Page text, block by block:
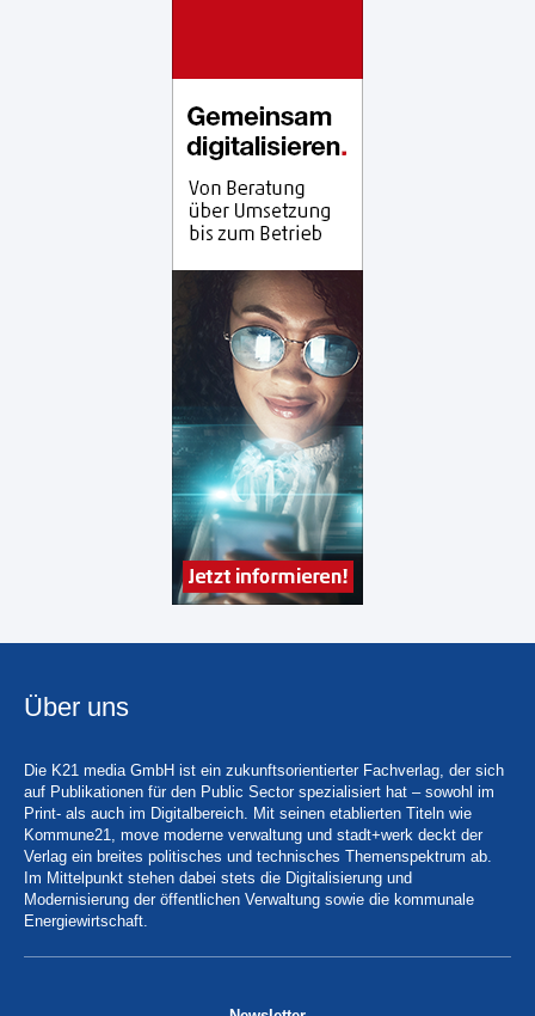
Über uns
Die K21 media GmbH ist ein zukunftsorientierter Fachverlag, der sich
auf Publikationen für den Public Sector spezialisiert hat – sowohl im
Print- als auch im Digitalbereich. Mit seinen etablierten Titeln wie
Kommune21, move moderne verwaltung und stadt+werk deckt der
Verlag ein breites politisches und technisches Themenspektrum ab.
Im Mittelpunkt stehen dabei stets die Digitalisierung und
Modernisierung der öffentlichen Verwaltung sowie die kommunale
Energiewirtschaft.